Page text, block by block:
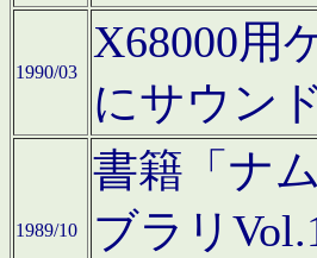
1990/03
X68000用
にサウン
1989/10
書籍「ナ
ブラリ